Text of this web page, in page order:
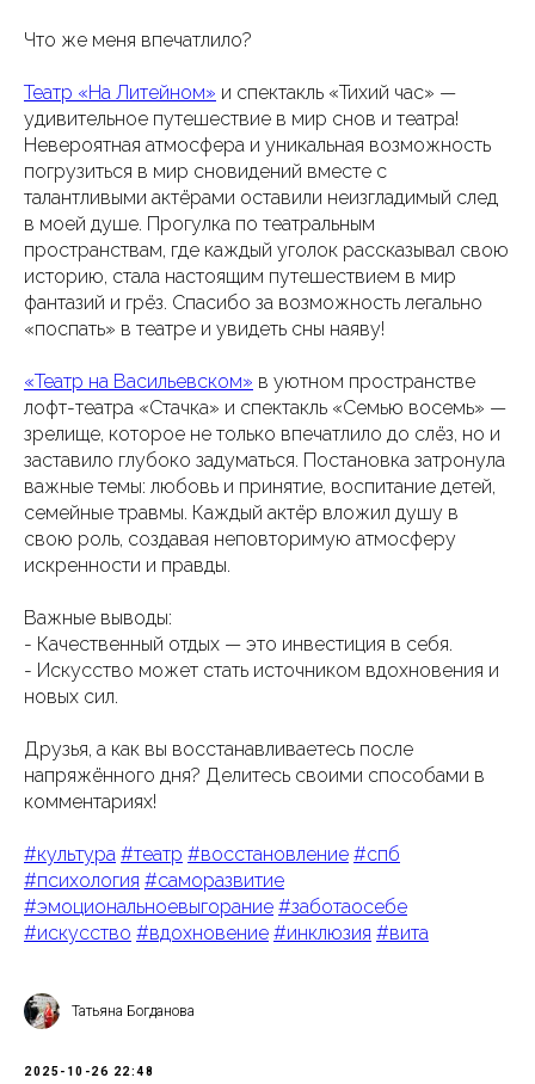
Что же меня впечатлило?
Театр «На Литейном» и спектакль «Тихий час» —
удивительное путешествие в мир снов и театра!
Невероятная атмосфера и уникальная возможность
погрузиться в мир сновидений вместе с
талантливыми актёрами оставили неизгладимый след
в моей душе. Прогулка по театральным
пространствам, где каждый уголок рассказывал свою
историю, стала настоящим путешествием в мир
фантазий и грёз. Спасибо за возможность легально
«поспать» в театре и увидеть сны наяву!
«Театр на Васильевском» в уютном пространстве
лофт-театра «Стачка» и спектакль «Семью восемь» —
зрелище, которое не только впечатлило до слёз, но и
заставило глубоко задуматься. Постановка затронула
важные темы: любовь и принятие, воспитание детей,
семейные травмы. Каждый актёр вложил душу в
свою роль, создавая неповторимую атмосферу
искренности и правды.
Важные выводы:
- Качественный отдых — это инвестиция в себя.
- Искусство может стать источником вдохновения и
новых сил.
Друзья, а как вы восстанавливаетесь после
напряжённого дня? Делитесь своими способами в
комментариях!
#культура #театр #восстановление #спб
#психология #саморазвитие
#эмоциональноевыгорание #заботаосебе
#искусство #вдохновение #инклюзия #вита
Татьяна Богданова
2025-10-26 22:48